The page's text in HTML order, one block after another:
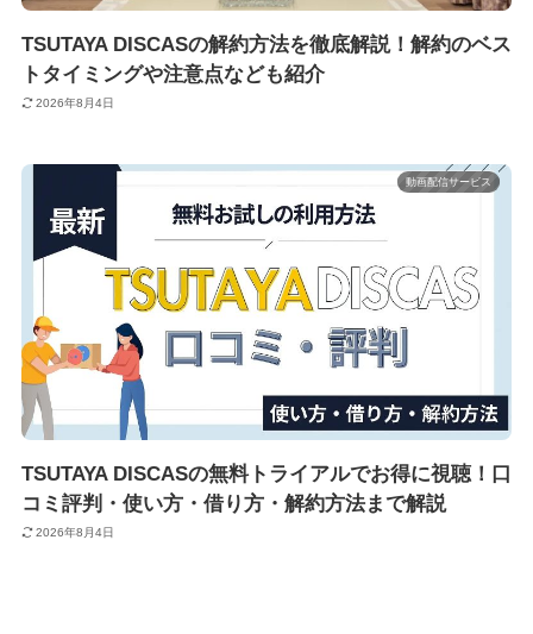
TSUTAYA DISCASの解約方法を徹底解説！解約のベス
トタイミングや注意点なども紹介
2026年8月4日
動画配信サービス
TSUTAYA DISCASの無料トライアルでお得に視聴！口
コミ評判・使い方・借り方・解約方法まで解説
2026年8月4日